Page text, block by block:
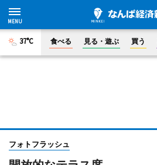
37°C 食べる 見る・遊ぶ 買う
フォトフラッシュ